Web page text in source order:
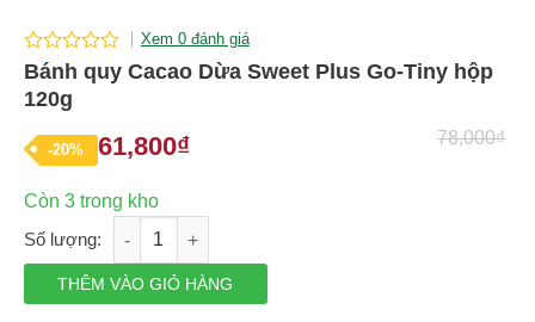
0
of
Xem 0 đánh giá
Bánh quy Cacao Dừa Sweet Plus Go-Tiny hộp
120g
-20%
78,000₫
Giá
là:
78,000₫.
61,800₫Giá
tại
là:
61,800₫.
Còn 3 trong kho
Bánh quy Cacao Dừa Sweet Plus Go-Tiny hộp 120g số lượng
THÊM VÀO GIỎ HÀNG